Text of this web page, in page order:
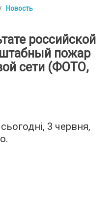
Новость
российской
пожар
сети (ФОТО,
3 червня,